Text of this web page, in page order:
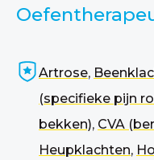
Artrose,
(specifieke pijn
bekken), CVA
Heupklachten,